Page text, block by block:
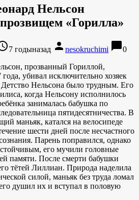
Нельсон
«Горилла»
7 годыназад person nesokruchimi chat_bubble0
прозванный Гориллой,
убивал исключительно хозяек
Нельсона было трудным. Его
когда Нельсону исполнилось
занималась бабушка по
пятидесятничества. В
маньяк, катался на велосипеде
шести дней после несчастного
Парень поправился, однако
его мучили головные
памяти. После смерти бабушки
тётей Лиллиан. Природа наделила
силой, маньяк без труда ломал
душил их и вступал в половую